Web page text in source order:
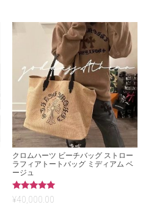
クロムハーツ ビーチバッグ ストロー
ラフィアトートバッグ ミディアム ベ
ージュ
5段階中
5.00
¥40,000.00